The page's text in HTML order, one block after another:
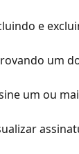
e
um
um ou